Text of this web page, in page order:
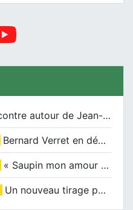
Une rencontre autour de Jean-Claude Suaudeau
Bernard Verret en dédicaces le samedi 13 décembre à l’Espace Culturel Atlantis
« Saupin mon amour » au salon du livre de Trentemoult
Un nouveau tirage pour le Docu-BD